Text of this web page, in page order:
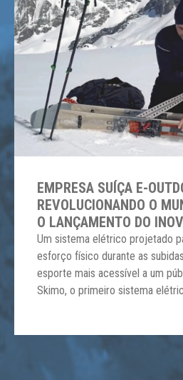
EMPRESA SUÍÇA E-
REVOLUCIONANDO O
O LANÇAMENTO DO
Um sistema elétrico projetado
esforço físico durante as
esporte mais acessível a um
Skimo, o primeiro sistema
passeios em terrenos planos,
das bicicletas elétricas. A ideia